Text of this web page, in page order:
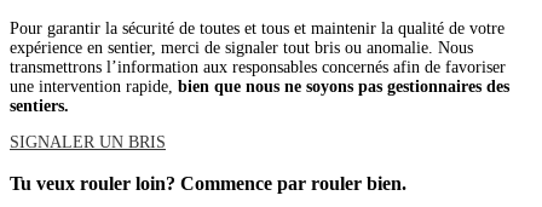
Pour garantir la sécurité de toutes et tous et maintenir la qualité de votre
expérience en sentier, merci de signaler tout bris ou anomalie. Nous
transmettrons l’information aux responsables concernés afin de favoriser
une intervention rapide, bien que nous ne soyons pas gestionnaires des
sentiers.
SIGNALER UN BRIS
Tu veux rouler loin? Commence par rouler bien.